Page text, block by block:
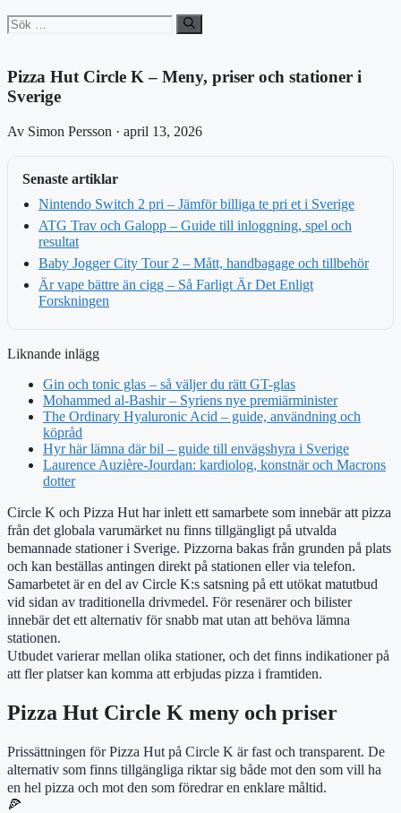
Sök
efter:
Pizza Hut Circle K – Meny, priser och stationer i
Sverige
Av Simon Persson · april 13, 2026
Senaste artiklar
Nintendo Switch 2 pri – Jämför billiga te pri et i Sverige
ATG Trav och Galopp – Guide till inloggning, spel och
resultat
Baby Jogger City Tour 2 – Mått, handbagage och tillbehör
Är vape bättre än cigg – Så Farligt Är Det Enligt
Forskningen
Liknande inlägg
Gin och tonic glas – så väljer du rätt GT-glas
Mohammed al-Bashir – Syriens nye premiärminister
The Ordinary Hyaluronic Acid – guide, användning och
köpråd
Hyr här lämna där bil – guide till envägshyra i Sverige
Laurence Auzière-Jourdan: kardiolog, konstnär och Macrons
dotter
Circle K och Pizza Hut har inlett ett samarbete som innebär att pizza
från det globala varumärket nu finns tillgängligt på utvalda
bemannade stationer i Sverige. Pizzorna bakas från grunden på plats
och kan beställas antingen direkt på stationen eller via telefon.
Samarbetet är en del av Circle K:s satsning på ett utökat matutbud
vid sidan av traditionella drivmedel. För resenärer och bilister
innebär det ett alternativ för snabb mat utan att behöva lämna
stationen.
Utbudet varierar mellan olika stationer, och det finns indikationer på
att fler platser kan komma att erbjudas pizza i framtiden.
Pizza Hut Circle K meny och priser
Prissättningen för Pizza Hut på Circle K är fast och transparent. De
alternativ som finns tillgängliga riktar sig både mot den som vill ha
en hel pizza och mot den som föredrar en enklare måltid.
🍕